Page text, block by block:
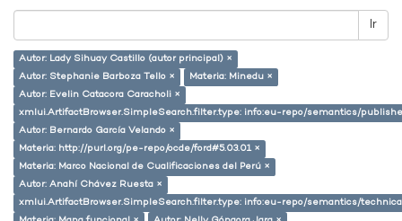
Ir
Autor: Lady Sihuay Castillo (autor principal) ×
Autor: Stephanie Barboza Tello ×
Materia: Minedu ×
Autor: Evelin Catacora Caracholi ×
xmlui.ArtifactBrowser.SimpleSearch.filter.type: info:eu-repo/semantics/
Autor: Bernardo García Velando ×
Materia: http://purl.org/pe-repo/ocde/ford#5.03.01 ×
Materia: Marco Nacional de Cualificaciones del Perú ×
Autor: Anahí Chávez Ruesta ×
xmlui.ArtifactBrowser.SimpleSearch.filter.type: info:eu-repo/semantics/